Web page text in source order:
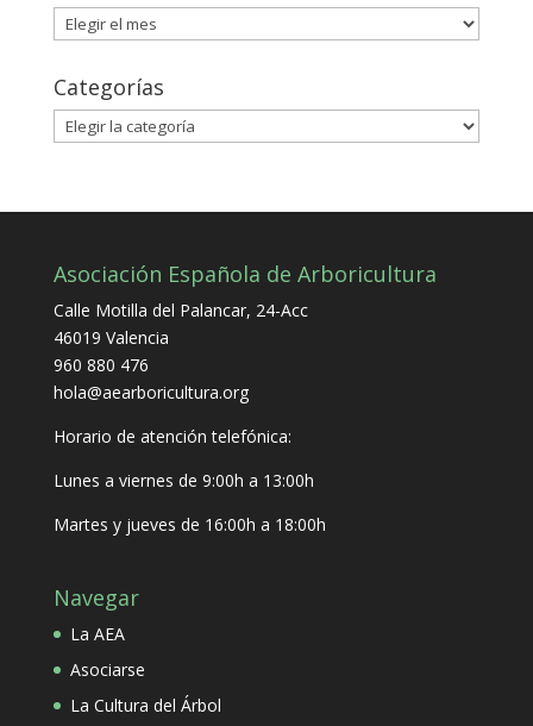
Archivo
Categorías
Categorías
Asociación Española de Arboricultura
Calle Motilla del Palancar, 24-Acc
46019 Valencia
960 880 476
hola@aearboricultura.org
Horario de atención telefónica:
Lunes a viernes de 9:00h a 13:00h
Martes y jueves de 16:00h a 18:00h
Navegar
La AEA
Asociarse
La Cultura del Árbol